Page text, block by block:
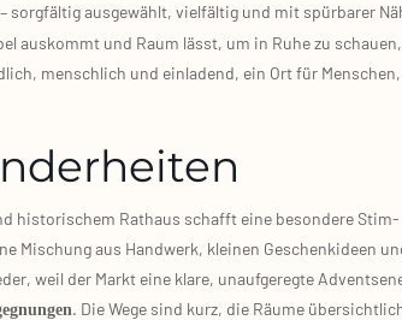
sorg­fäl­tig aus­ge­wählt, viel­fäl­tig und mit spür­ba­rer
aus­kommt und Raum lässt, um in Ruhe zu
mensch­lich und ein­la­dend, ein Ort für
his­to­ri­schem Rat­haus schafft eine beson­de­re Stim­
Mischung aus Hand­werk, klei­nen Geschenk­ideen
weil der Markt eine kla­re, unauf­ge­reg­te
. Die Wege sind kurz, die Räu­me